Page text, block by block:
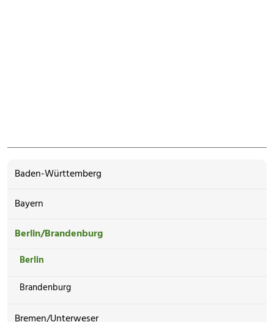
Baden-Württemberg
Bayern
Berlin/Brandenburg
Berlin
Brandenburg